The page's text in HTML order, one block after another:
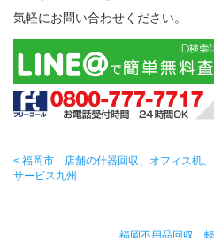
気軽にお問い合わせください。
< 福岡市 店舗の什器回収、オフィス机
サービス九州
福岡不用品回収